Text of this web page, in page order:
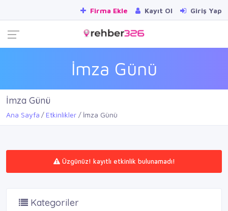
Firma Ekle Kayıt Ol Giriş Yap
İmza Günü
İmza Günü
Ana Sayfa Etkinlikler İmza Günü
Üzgünüz! kayıtlı etkinlik bulunamadı!
Kategoriler